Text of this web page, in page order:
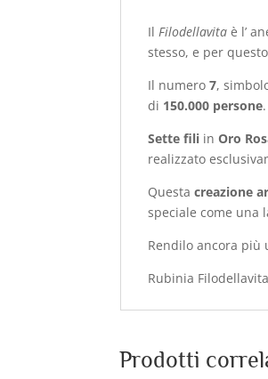
Il Filodellavita è l’
stesso, e per questo
Il numero 7,
di 150.000 persone.
Sette fili in Oro
realizzato
Questa creazione
speciale come una
Rendilo ancora più
Rubinia Filodellavita
Prodotti